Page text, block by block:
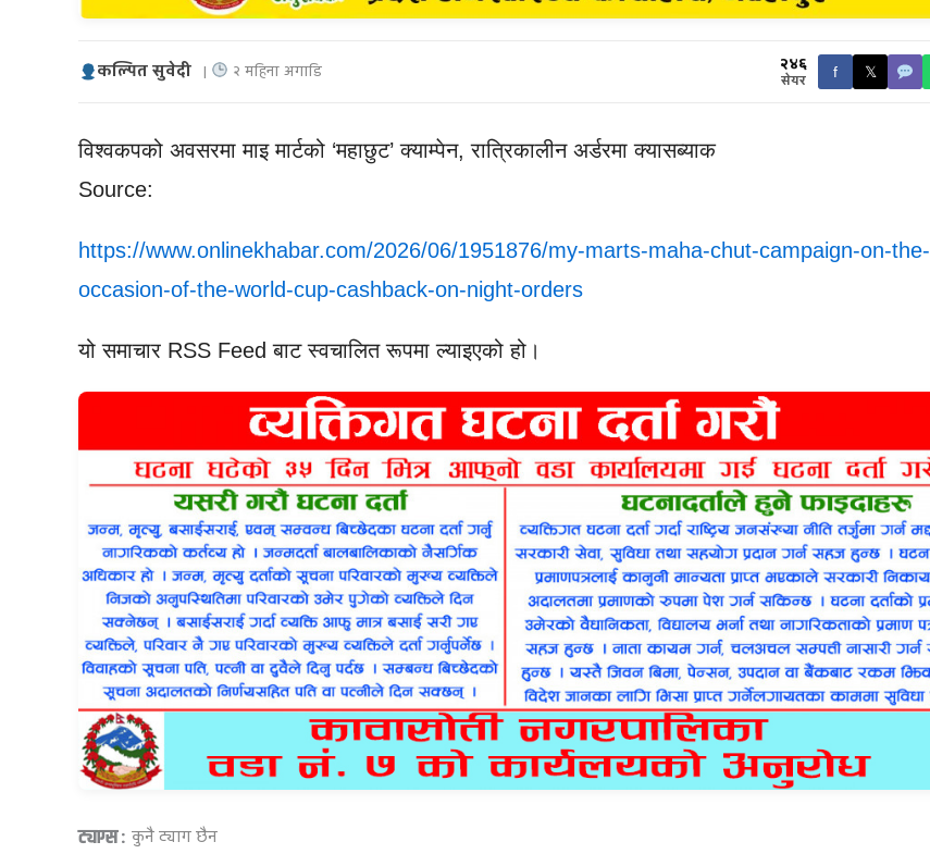
कल्पित सुवेदी | २ महिना अगाडि २४६
सेयर
f 𝕏
विश्वकपको अवसरमा माइ मार्टको ‘महाछुट’ क्याम्पेन, रात्रिकालीन अर्डरमा क्यासब्याक
Source:
https://www.onlinekhabar.com/2026/06/1951876/my-marts-maha-chut-campaign-on-the-
occasion-of-the-world-cup-cashback-on-night-orders
यो समाचार RSS Feed बाट स्वचालित रूपमा ल्याइएको हो।
ट्याग्स : कुनै ट्याग छैन